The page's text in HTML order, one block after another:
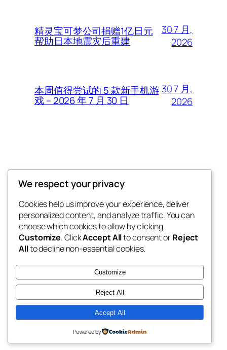
精灵宝可梦公司捐赠1亿日元
帮助日本地震灾后重建
30 7 月,
2026
本周值得尝试的 5 款新手机游
戏 – 2026 年 7 月 30 日
30 7 月,
2026
Thunder Feeds
你最喜欢的电子游戏和攻略杂志
博客
关于
常见问题
作者
事件
商店
样板
主题
二〇二五 以WordPress设计
We respect your privacy
Cookies help us improve your experience, deliver
personalized content, and analyze traffic. You can
choose which cookies to allow by clicking
Customize. ClickAccept Allto consent orReject
Allto decline non-essential cookies.
Customize
Reject All
Accept All
Powered by